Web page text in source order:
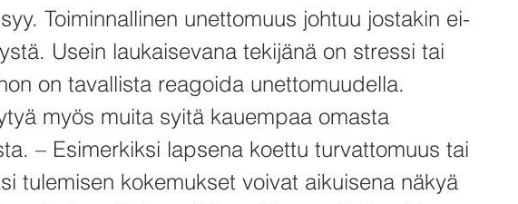
Toiminnallinen unettomuus johtuu jostakin ei-
Usein laukaisevana tekijänä on stressi tai
on tavallista reagoida unettomuudella.
myös muita syitä kauempaa omasta
– Esimerkiksi lapsena koettu turvattomuus tai
tulemisen kokemukset voivat aikuisena näkyä